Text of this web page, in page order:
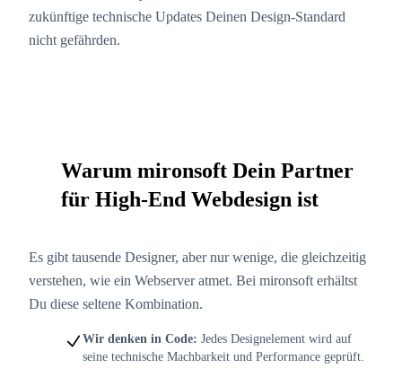
zukünftige technische Updates Deinen Design-Standard
nicht gefährden.
Warum mironsoft Dein Partner
für High-End Webdesign ist
Es gibt tausende Designer, aber nur wenige, die gleichzeitig
verstehen, wie ein Webserver atmet. Bei mironsoft erhältst
Du diese seltene Kombination.
Wir denken in Code: Jedes Designelement wird auf
seine technische Machbarkeit und Performance geprüft.